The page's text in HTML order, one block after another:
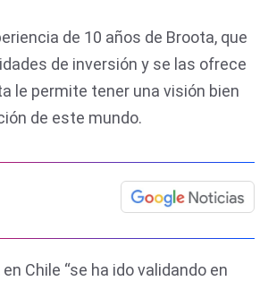
de 10 años de Broota, que
de inversión y se las ofrece
le permite tener una visión bien
de este mundo.
Chile “se ha ido validando en